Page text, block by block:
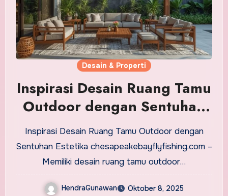
Desain & Properti
Inspirasi Desain Ruang Tamu
Outdoor dengan Sentuhan
Estetika
Inspirasi Desain Ruang Tamu Outdoor dengan
Sentuhan Estetika chesapeakebayflyfishing.com –
Memiliki desain ruang tamu outdoor…
HendraGunawan
Oktober 8, 2025